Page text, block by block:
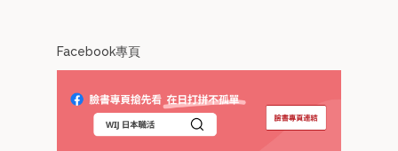
Facebook專頁